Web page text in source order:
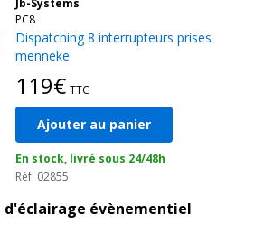
d'éclairage évènementiel
PC8
Dispatching 8 interrupteurs prises
menneke
119€ TTC
Ajouter au panier
En stock, livré sous 24/48h
Réf. 02855